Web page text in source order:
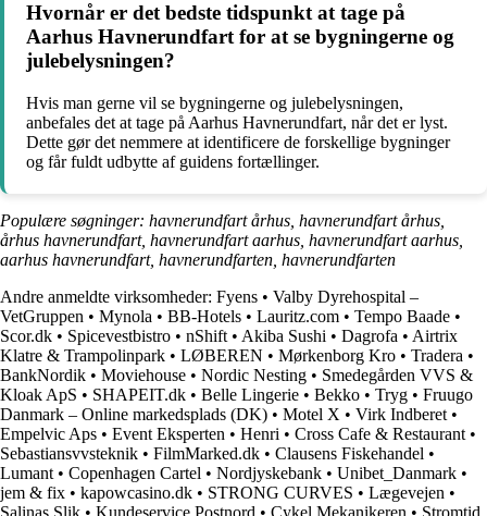
Hvornår er det bedste tidspunkt at tage på
Aarhus Havnerundfart for at se bygningerne og
julebelysningen?
Hvis man gerne vil se bygningerne og julebelysningen,
anbefales det at tage på Aarhus Havnerundfart, når det er lyst.
Dette gør det nemmere at identificere de forskellige bygninger
og får fuldt udbytte af guidens fortællinger.
Populære søgninger: havnerundfart århus, havnerundfart århus,
århus havnerundfart, havnerundfart aarhus, havnerundfart aarhus,
aarhus havnerundfart, havnerundfarten, havnerundfarten
Andre anmeldte virksomheder: Fyens • Valby Dyrehospital –
VetGruppen • Mynola • BB-Hotels • Lauritz.com • Tempo Baade •
Scor.dk • Spicevestbistro • nShift • Akiba Sushi • Dagrofa • Airtrix
Klatre & Trampolinpark • LØBEREN • Mørkenborg Kro • Tradera •
BankNordik • Moviehouse • Nordic Nesting • Smedegården VVS &
Kloak ApS • SHAPEIT.dk • Belle Lingerie • Bekko • Tryg • Fruugo
Danmark – Online markedsplads (DK) • Motel X • Virk Indberet •
Empelvic Aps • Event Eksperten • Henri • Cross Cafe & Restaurant •
Sebastiansvvsteknik • FilmMarked.dk • Clausens Fiskehandel •
Lumant • Copenhagen Cartel • Nordjyskebank • Unibet_Danmark •
jem & fix • kapowcasino.dk • STRONG CURVES • Lægevejen •
Salinas Slik • Kundeservice Postnord • Cykel Mekanikeren • Stromtid